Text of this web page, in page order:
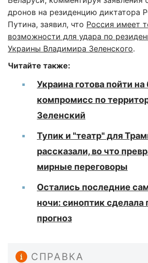
дронов на резиденцию диктатора
Путина, заявил, что Россия имеет
возможности для удара по
Украины Владимира Зеленского.
Читайте также:
Украина готова пойти
компромисс по
Зеленский
Тупик и "театр" для
рассказали, во что
мирные переговоры
Остались последние
ночи: синоптик сделала
прогноз
СПРАВКА